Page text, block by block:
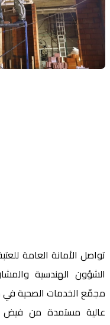
تواصل الأمانة العامة
الشؤون الهندسية
مجمّع الخدمات الصحية في
عالية مستمدة من فيض